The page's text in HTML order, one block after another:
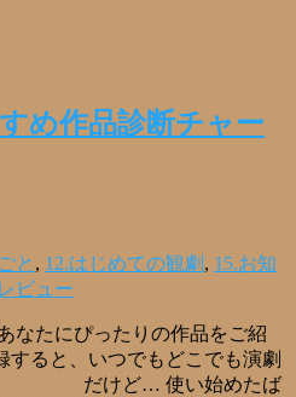
め作品診断チャー
と , 12.はじめての観劇 , 15.お知
ビュー
なたにぴったりの作品をご紹
ると、いつでもどこでも演劇
！ だけど… 使い始めたば